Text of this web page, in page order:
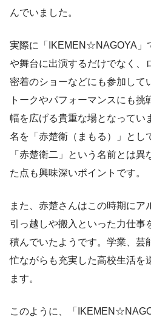
んでいました。
実際に「IKEMEN☆NAGOYA」
や舞台に出演するだけでなく、
密着のショーなどにも参加して
トークやパフォーマンスにも
幅を広げる貴重な場となってい
名を「赤楚衛（まもる）」とし
「赤楚衛二」という名前とは
た点も興味深いポイントです。
また、赤楚さんはこの時期にア
引っ越しや搬入といった力仕事
積んでいたようです。学業、芸
忙ながらも充実した高校生活を
ます。
このように、「